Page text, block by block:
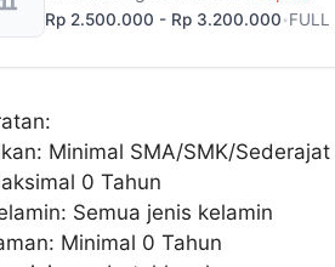
Rp 2.500.000 - Rp 3.200.000 •FULL
Minimal SMA/SMK/Sederajat
0 Tahun
Semua jenis kelamin
Minimal 0 Tahun